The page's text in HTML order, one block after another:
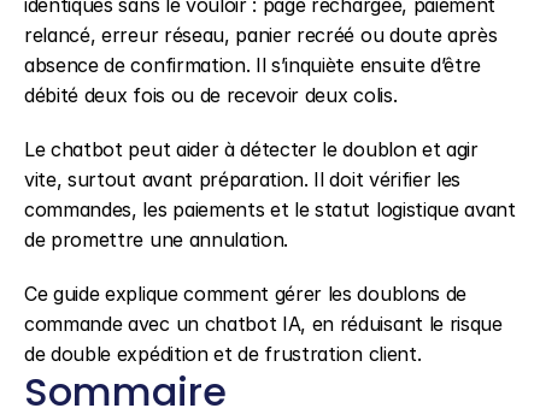
identiques sans le vouloir : page rechargée, paiement
relancé, erreur réseau, panier recréé ou doute après
absence de confirmation. Il s’inquiète ensuite d’être
débité deux fois ou de recevoir deux colis.
Le chatbot peut aider à détecter le doublon et agir
vite, surtout avant préparation. Il doit vérifier les
commandes, les paiements et le statut logistique avant
de promettre une annulation.
Ce guide explique comment gérer les doublons de
commande avec un chatbot IA, en réduisant le risque
de double expédition et de frustration client.
Sommaire